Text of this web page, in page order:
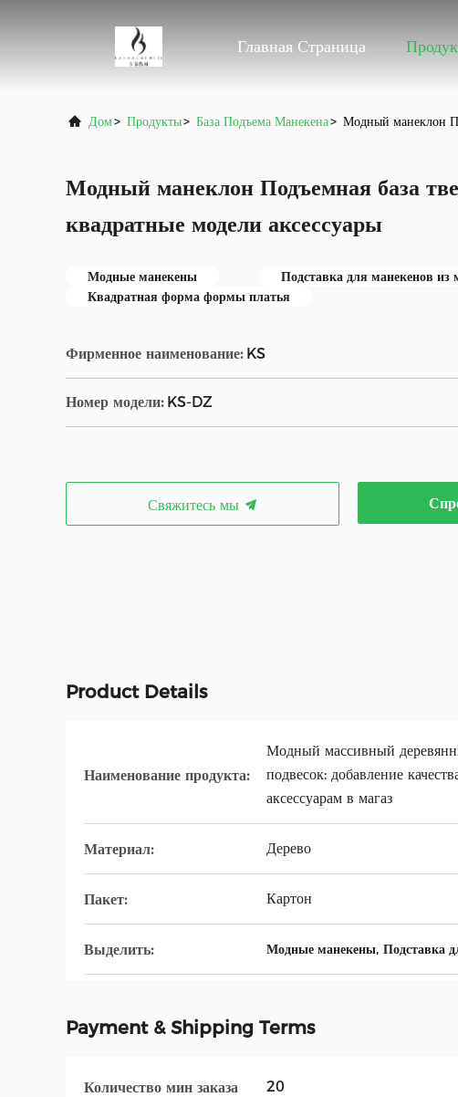
Главная Страница
Дом> Продукты> База Подъема Манекена> Модный манеклон
Модный манеклон Подъемная база
квадратные модели аксессуары
Модные манекены
Подставка для манекенов из
Квадратная форма формы платья
Фирменное наименование: KS
Номер модели: KS-DZ
Свяжитесь мы
Product Details
Наименование продукта:
Модный массивный
подвесок: добавление
аксессуарам в магаз
Материал: Дерево
Пакет: Картон
Выделить: Модные манекены, Подставка
Payment & Shipping Terms
Количество мин заказа 20